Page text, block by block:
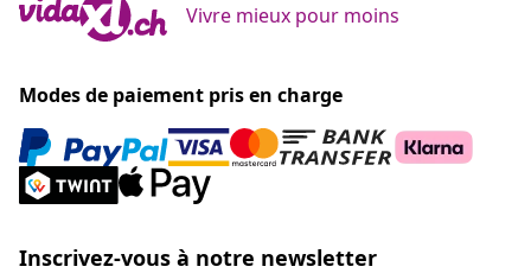
Vivre mieux pour moins
Modes de paiement pris en charge
Inscrivez-vous à notre newsletter